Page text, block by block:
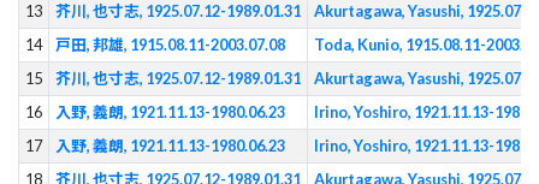
13
芥川, 也寸志, 1925.07.12-1989.01.31
Akurtagawa, Yasushi,
14
戸田, 邦雄, 1915.08.11-2003.07.08
Toda, Kunio, 1915.08.11-
15
芥川, 也寸志, 1925.07.12-1989.01.31
Akurtagawa, Yasushi,
16
入野, 義朗, 1921.11.13-1980.06.23
Irino, Yoshiro, 1921.11.13-
17
入野, 義朗, 1921.11.13-1980.06.23
Irino, Yoshiro, 1921.11.13-
18
芥川, 也寸志, 1925.07.12-1989.01.31
Akurtagawa, Yasushi,